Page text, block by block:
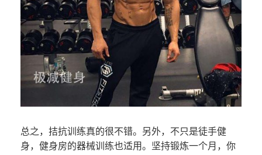
总之，拮抗训练真的很不错。另外，不只是徒手健
身，健身房的器械训练也适用。坚持锻炼一个月，你